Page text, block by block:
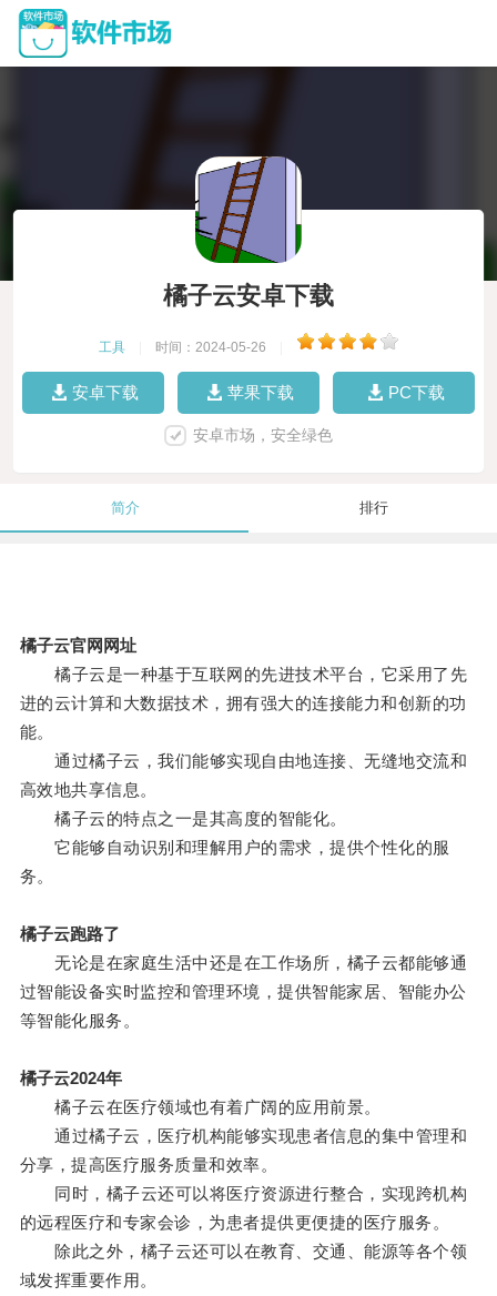
橘子云安卓下载
工具 时间：2024-05-26
安卓下载 苹果下载 PC下载
安卓市场，安全绿色
简介 排行
橘子云官网网址
橘子云是一种基于互联网的先进技术平台，它采用了先
进的云计算和大数据技术，拥有强大的连接能力和创新的功
能。
通过橘子云，我们能够实现自由地连接、无缝地交流和
高效地共享信息。
橘子云的特点之一是其高度的智能化。
它能够自动识别和理解用户的需求，提供个性化的服
务。
橘子云跑路了
无论是在家庭生活中还是在工作场所，橘子云都能够通
过智能设备实时监控和管理环境，提供智能家居、智能办公
等智能化服务。
橘子云2024年
橘子云在医疗领域也有着广阔的应用前景。
通过橘子云，医疗机构能够实现患者信息的集中管理和
分享，提高医疗服务质量和效率。
同时，橘子云还可以将医疗资源进行整合，实现跨机构
的远程医疗和专家会诊，为患者提供更便捷的医疗服务。
除此之外，橘子云还可以在教育、交通、能源等各个领
域发挥重要作用。